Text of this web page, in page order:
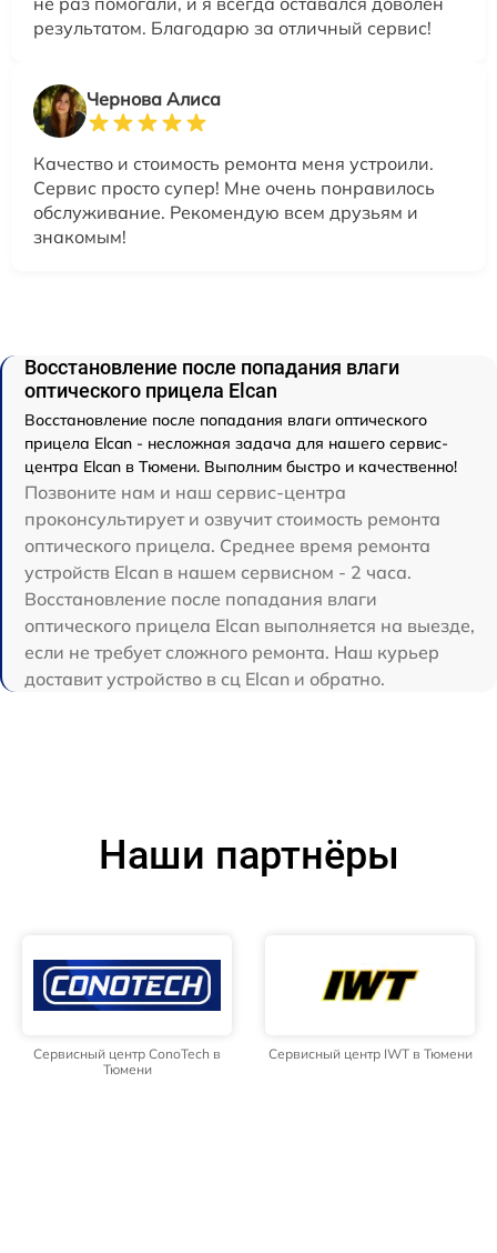
результатом. Благодарю за отличный сервис!
Чернова Алиса
Качество и стоимость ремонта меня устроили.
Сервис просто супер! Мне очень понравилось
обслуживание. Рекомендую всем друзьям и
знакомым!
Восстановление после попадания влаги
оптического прицела Elcan
Восстановление после попадания влаги оптического
прицела Elcan - несложная задача для нашего сервис-
центра Elcan в Тюмени. Выполним быстро и качественно!
Позвоните нам и наш сервис-центра
проконсультирует и озвучит стоимость ремонта
оптического прицела. Среднее время ремонта
устройств Elcan в нашем сервисном - 2 часа.
Восстановление после попадания влаги
оптического прицела Elcan выполняется на выезде,
если не требует сложного ремонта. Наш курьер
доставит устройство в сц Elcan и обратно.
Наши партнёры
Сервисный центр ConoTech в
Тюмени
Сервисный центр IWT в Тюмени